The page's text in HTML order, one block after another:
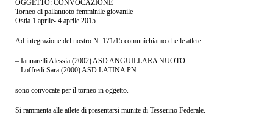
OGGETTO: CONVOCAZIONE
Torneo di pallanuoto femminile giovanile
Ostia 1 aprile- 4 aprile 2015
Ad integrazione del nostro N. 171/15 comunichiamo che le atlete:
– Iannarelli Alessia (2002) ASD ANGUILLARA NUOTO
– Loffredi Sara (2000) ASD LATINA PN
sono convocate per il torneo in oggetto.
Si rammenta alle atlete di presentarsi munite di Tesserino Federale.